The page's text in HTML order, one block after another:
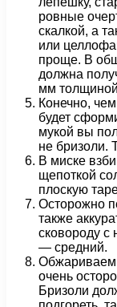
ровные
скалкой, а
или
проще. В
должна
мм
Конечно,
будет
мукой вы
не бризоли.
В миске
щепоткой
плоскую
Осторожно
также
сковороду с
— средний.
Обжариваем
очень
Бризоли